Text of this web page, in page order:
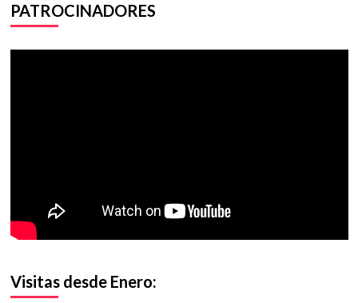
PATROCINADORES
Visitas desde Enero: